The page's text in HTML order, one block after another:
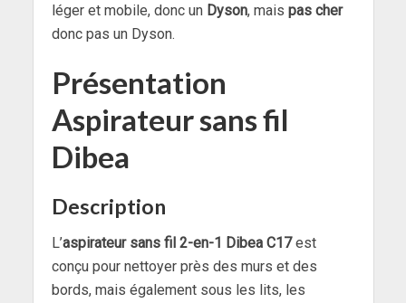
léger et mobile, donc un Dyson, mais pas cher
donc pas un Dyson.
Présentation
Aspirateur sans fil
Dibea
Description
L’aspirateur sans fil 2-en-1 Dibea C17est
conçu pour nettoyer près des murs et des
bords, mais également sous les lits, les